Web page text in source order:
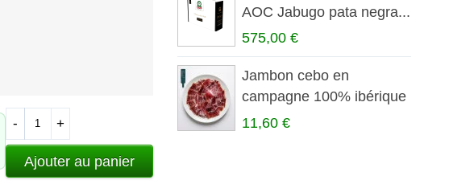
- +
Ajouter au panier
AOC Jabugo pata negra...
575,00 €
Jambon cebo en
campagne 100% ibérique
tranché...
11,60 €